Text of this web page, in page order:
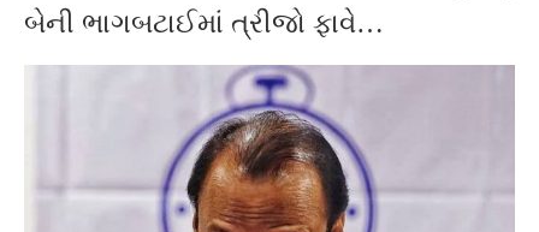
બેની ભાગબટાઈમાં ત્રીજો ફાવે…